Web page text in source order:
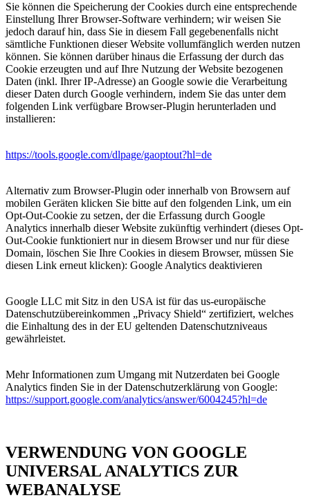
Sie können die Speicherung der Cookies durch eine entsprechende
Einstellung Ihrer Browser-Software verhindern; wir weisen Sie
jedoch darauf hin, dass Sie in diesem Fall gegebenenfalls nicht
sämtliche Funktionen dieser Website vollumfänglich werden nutzen
können. Sie können darüber hinaus die Erfassung der durch das
Cookie erzeugten und auf Ihre Nutzung der Website bezogenen
Daten (inkl. Ihrer IP-Adresse) an Google sowie die Verarbeitung
dieser Daten durch Google verhindern, indem Sie das unter dem
folgenden Link verfügbare Browser-Plugin herunterladen und
installieren:
https://tools.google.com/dlpage/gaoptout?hl=de
Alternativ zum Browser-Plugin oder innerhalb von Browsern auf
mobilen Geräten klicken Sie bitte auf den folgenden Link, um ein
Opt-Out-Cookie zu setzen, der die Erfassung durch Google
Analytics innerhalb dieser Website zukünftig verhindert (dieses Opt-
Out-Cookie funktioniert nur in diesem Browser und nur für diese
Domain, löschen Sie Ihre Cookies in diesem Browser, müssen Sie
diesen Link erneut klicken): Google Analytics deaktivieren
Google LLC mit Sitz in den USA ist für das us-europäische
Datenschutzübereinkommen „Privacy Shield“ zertifiziert, welches
die Einhaltung des in der EU geltenden Datenschutzniveaus
gewährleistet.
Mehr Informationen zum Umgang mit Nutzerdaten bei Google
Analytics finden Sie in der Datenschutzerklärung von Google:
https://support.google.com/analytics/answer/6004245?hl=de
VERWENDUNG VON GOOGLE
UNIVERSAL ANALYTICS ZUR
WEBANALYSE